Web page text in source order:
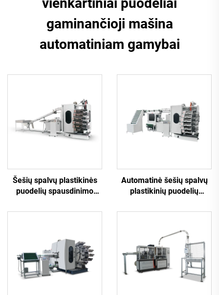
gaminančioji mašina
automatiniam gamybai
Šešių spalvų plastikinės
puodelių spausdinimo
Automatinė šešių spalvų
plastikinių puodelių